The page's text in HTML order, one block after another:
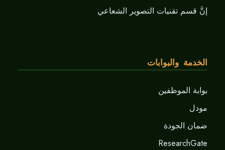
إنَّ قسم تقنيات التصوير الشعاعي
الخدمة والبوابات
بوابة الموظفين
مودل
ضمان الجودة
ResearchGate